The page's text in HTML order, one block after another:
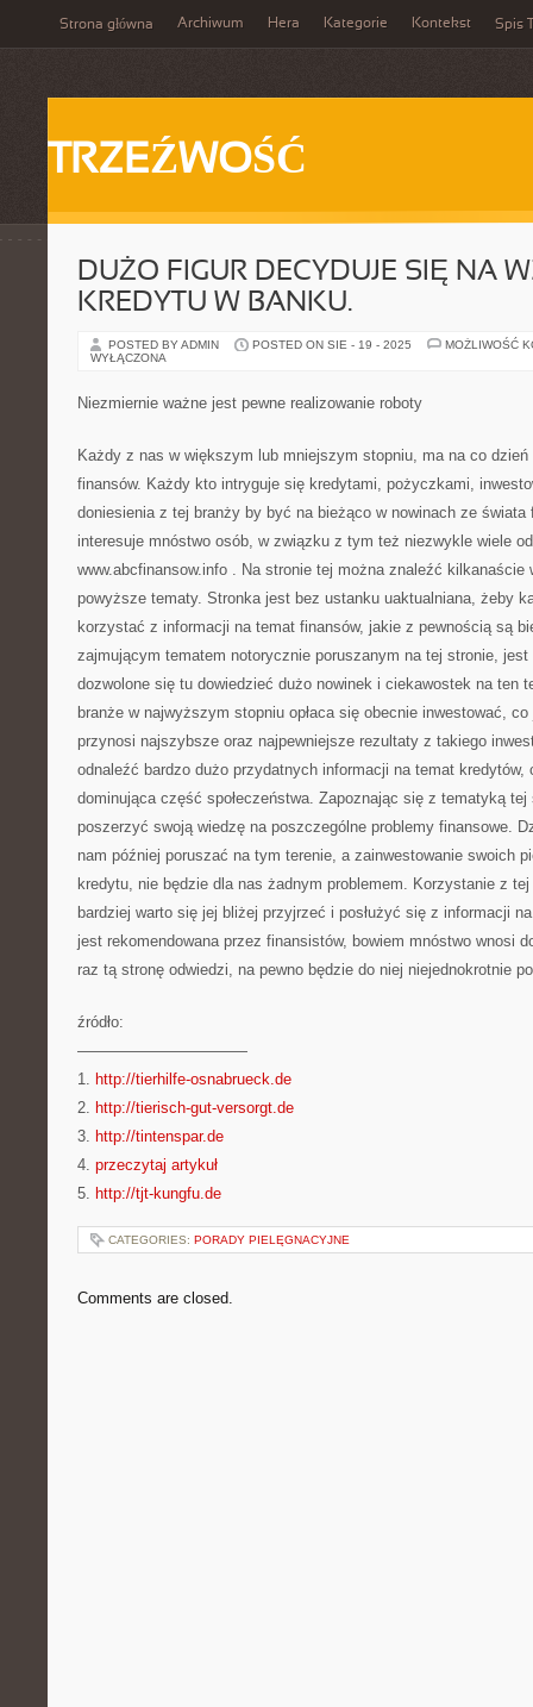
Strona główna Archiwum Hera Kategorie Kontekst Spis
TRZEŹWOŚĆ
DUŻO FIGUR DECYDUJE SIĘ NA
KREDYTU W BANKU.
POSTED BY ADMIN POSTED ON SIE - 19 - 2025
MOŻLIWOŚĆ
WYŁĄCZONA
Niezmiernie ważne jest pewne realizowanie roboty
Każdy z nas w większym lub mniejszym stopniu, ma na co
finansów. Każdy kto intryguje się kredytami, pożyczkami,
doniesienia z tej branży by być na bieżąco w nowinach ze świata
interesuje mnóstwo osób, w związku z tym też niezwykle wiele
www.abcfinansow.info . Na stronie tej można znaleźć kilkanaście
powyższe tematy. Stronka jest bez ustanku uaktualniana, żeby
korzystać z informacji na temat finansów, jakie z pewnością są
zajmującym tematem notorycznie poruszanym na tej stronie,
dozwolone się tu dowiedzieć dużo nowinek i ciekawostek na ten
branże w najwyższym stopniu opłaca się obecnie inwestować,
przynosi najszybsze oraz najpewniejsze rezultaty z takiego
odnaleźć bardzo dużo przydatnych informacji na temat kredytów,
dominująca część społeczeństwa. Zapoznając się z tematyką
poszerzyć swoją wiedzę na poszczególne problemy finansowe.
nam później poruszać na tym terenie, a zainwestowanie swoich
kredytu, nie będzie dla nas żadnym problemem. Korzystanie z
bardziej warto się jej bliżej przyjrzeć i posłużyć się z informacji
jest rekomendowana przez finansistów, bowiem mnóstwo wnosi
raz tą stronę odwiedzi, na pewno będzie do niej niejednokrotnie
źródło:
———————————
1. http://tierhilfe-osnabrueck.de
2. http://tierisch-gut-versorgt.de
3. http://tintenspar.de
4. przeczytaj artykuł
5. http://tjt-kungfu.de
CATEGORIES: PORADY PIELĘGNACYJNE
Comments are closed.